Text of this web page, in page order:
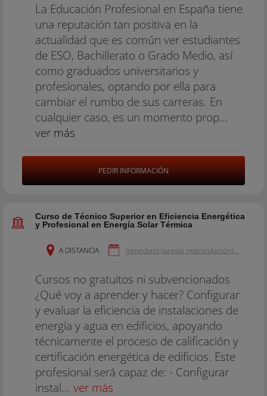
La Educación Profesional en España tiene
una reputación tan positiva en la
actualidad que es común ver estudiantes
de ESO, Bachillerato o Grado Medio, así
como graduados universitarios y
profesionales, optando por ella para
cambiar el rumbo de sus carreras. En
cualquier caso, es un momento prop...
ver más
PEDIR INFORMACIÓN
Curso de Técnico Superior en Eficiencia Energética
y Profesional en Energía Solar Térmica
A DISTANCIA Inmediato (previa matriculación)...
Cursos no gratuitos ni subvencionados
¿Qué voy a aprender y hacer? Configurar
y evaluar la eficiencia de instalaciones de
energía y agua en edificios, apoyando
técnicamente el proceso de calificación y
certificación energética de edificios. Este
profesional será capaz de: - Configurar
instal... ver más